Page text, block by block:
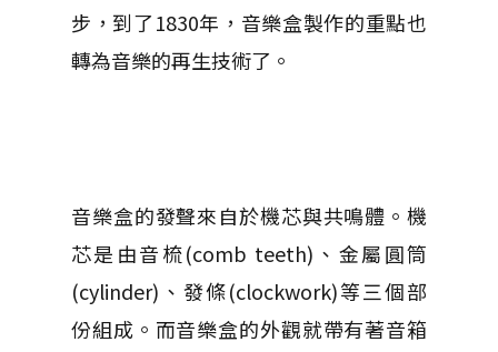
步，到了1830年，音樂盒製作的重點也
轉為音樂的再生技術了。
音樂盒的發聲來自於機芯與共鳴體。機
芯是由音梳(comb teeth)、金屬圓筒
(cylinder)、發條(clockwork)等三個部
份組成。而音樂盒的外觀就帶有著音箱